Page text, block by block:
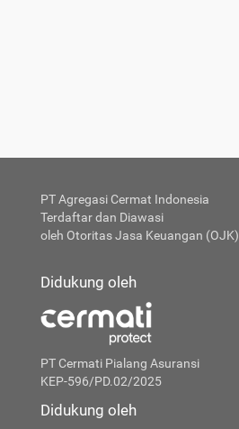
PT Agregasi Cermat Indonesia
Terdaftar dan Diawasi
oleh Otoritas Jasa Keuangan (OJK)
Didukung oleh
PT Cermati Pialang Asuransi
KEP-596/PD.02/2025
Didukung oleh